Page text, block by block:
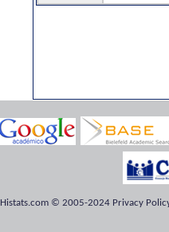
Histats.com © 2005-2024 Privacy